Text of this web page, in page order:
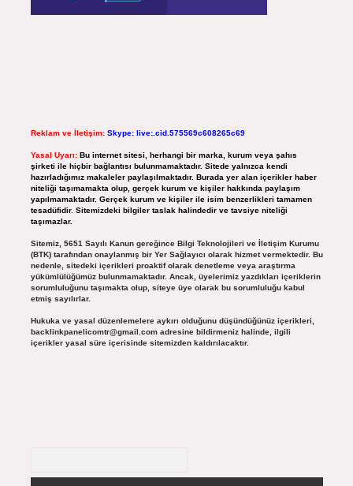
Reklam ve İletişim: Skype: live:.cid.575569c608265c69
Yasal Uyarı: Bu internet sitesi, herhangi bir marka, kurum veya şahıs
şirketi ile hiçbir bağlantısı bulunmamaktadır. Sitede yalnızca kendi
hazırladığımız makaleler paylaşılmaktadır. Burada yer alan içerikler haber
niteliği taşımamakta olup, gerçek kurum ve kişiler hakkında paylaşım
yapılmamaktadır. Gerçek kurum ve kişiler ile isim benzerlikleri tamamen
tesadüfidir. Sitemizdeki bilgiler taslak halindedir ve tavsiye niteliği
taşımazlar.
Sitemiz, 5651 Sayılı Kanun gereğince Bilgi Teknolojileri ve İletişim Kurumu
(BTK) tarafından onaylanmış bir Yer Sağlayıcı olarak hizmet vermektedir. Bu
nedenle, sitedeki içerikleri proaktif olarak denetleme veya araştırma
yükümlülüğümüz bulunmamaktadır. Ancak, üyelerimiz yazdıkları içeriklerin
sorumluluğunu taşımakta olup, siteye üye olarak bu sorumluluğu kabul
etmiş sayılırlar.
Hukuka ve yasal düzenlemelere aykırı olduğunu düşündüğünüz içerikleri,
backlinkpanelicomtr@gmail.comadresine bildirmeniz halinde, ilgili
içerikler yasal süre içerisinde sitemizden kaldırılacaktır.